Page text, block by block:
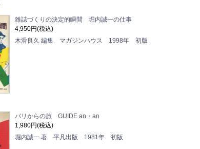
雑誌づくりの決定的瞬間 堀内誠一の仕事
4,950円(税込)
木滑良久 編集 マガジンハウス 1998年 初版
パリからの旅 GUIDE an・an
1,980円(税込)
堀内誠一 著 平凡出版 1981年 初版